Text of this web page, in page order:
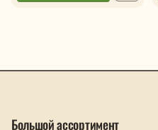
Большой ассортимент